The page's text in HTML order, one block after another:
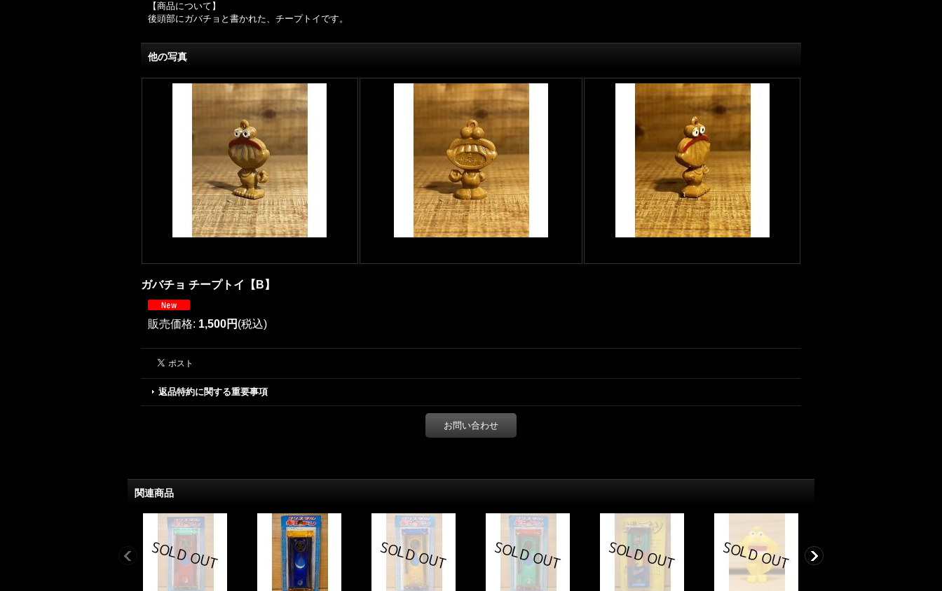
【商品について】
後頭部にガバチョと書かれた、チープトイです。
他の写真
ガバチョ チープトイ【B】
販売価格: 1,500円 (税込)
返品特約に関する重要事項
お問い合わせ
関連商品